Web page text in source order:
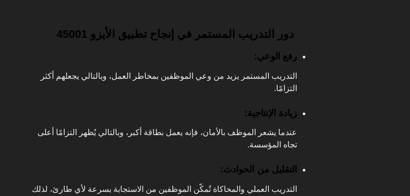
دور التدريب المستمر في إنجاح تطبيق الأيزو 45001
رفع الوعي:
التدريب المستمر يزيد من وعي الموظفين بمخاطر العمل، وبالتالي يجعلهم أكثر
التزامًا.
زيادة الإنتاجية:
عندما يشعر الموظف بالأمان، فإنه يعمل بطاقة أكبر، وبالتالي يُظهر التزامًا أعلى
تجاه المؤسسة.
التقليل من الحوادث:
التدريب العملي والمحاكاة تُمكّن الموظفين من الاستجابة بسرعة لأي طارئ، لذلك